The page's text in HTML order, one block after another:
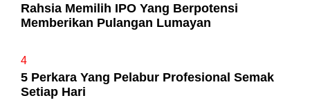
Rahsia Memilih IPO Yang Berpotensi
Memberikan Pulangan Lumayan
4
5 Perkara Yang Pelabur Profesional Semak
Setiap Hari